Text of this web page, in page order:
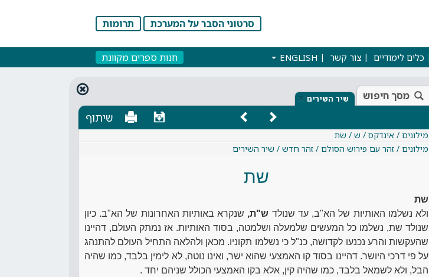
סרטוני הסבר על המערכת תרומות
כלים לימודיים צור קשר ENGLISH חנות ספרים מקוונת
מסך חיפוש שיר השירים ×
שיתוף
מילונים / אינדקס / ש / שת
מילונים / זהר עם פירוש הסולם / זהר חדש / שיר השירים
שת
שת
ולא נשלמו האותיות של הא"ב, עד שנולד ש"ת, שנקרא באותיות האחרונות של הא"ב. כיון
שנולד שת, נשלמו כל המעשים שלמעלה ושלמטה, בסוד האותיות. אז נמתק העולם, דהיינו
שהעקשות והרע נכנעו לקדושה, כנ"ל כי נשלמו תקוניו. מכאן ולהלאה התחיל העולם להתנהג
על פי דרכי היושר. דהיינו בסוד קו האמצעי שהוא ישר, ואינו נוטה, לא לימין בלבד, כמו שהיה
הבל, ולא לשמאל בלבד, כמו שהיה קין, אלא בקו האמצעי הכולל שניהם יחד .